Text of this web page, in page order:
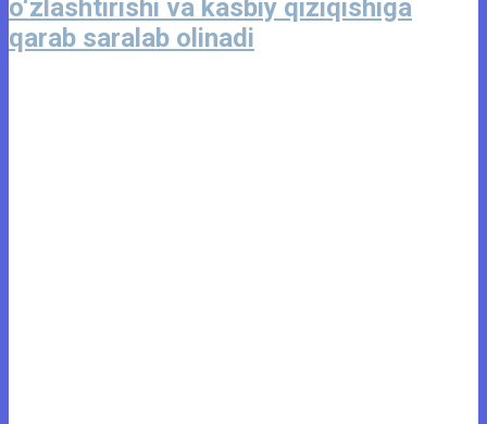
o‘zlashtirishi va kasbiy qiziqishiga
qarab saralab olinadi